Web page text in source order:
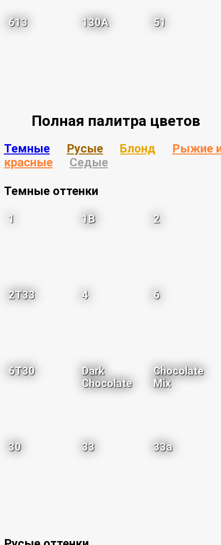
613 130A 51
Полная палитра цветов
Темные Русые Блонд
Рыжие
красные
Седые
Темные оттенки
1 1B 2
2T33 4 6
6T30
Dark
Chocolate
Chocolate
Mix
30 33 33a